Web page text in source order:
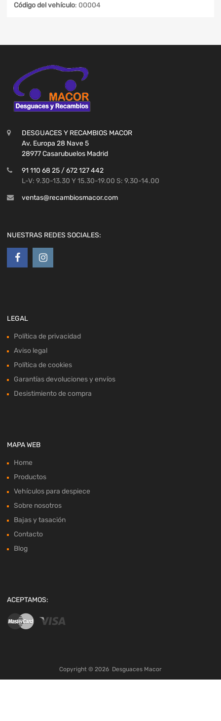
Código del vehículo: 00004
DESGUACES Y RECAMBIOS MACOR
Av. Europa 28 Nave 5
28977 Casarubuelos Madrid
91 110 68 25 / 672 127 442
L-V: 9.30-13.30 Y 15.30-19.00 S: 9.30-14.00
ventas@recambiosmacor.com
NUESTRAS REDES SOCIALES:
LEGAL
Política de privacidad
Aviso legal
Política de cookies
Garantías devoluciones y envíos
Desistimiento de compra
MAPA WEB
Home
Productos
Vehículos para despiece
Sobre nosotros
Bajas y tasación
Contacto
Blog
ACEPTAMOS:
Copyright © 2026 Desguaces Macor